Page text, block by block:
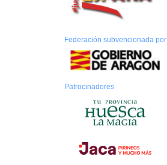
Federación subvencionada por
Patrocinadores